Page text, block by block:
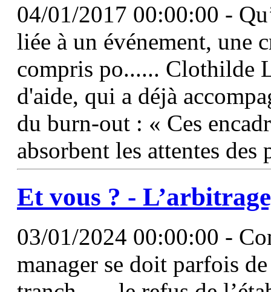
04/01/2017 00:00:00 -
liée à un événement, une
compris po...... Clothilde
d'aide, qui a déjà
du burn-out : « Ces
absorbent les attentes
Et vous ? -
03/01/2024 00:00:00 -
manager se doit parfois